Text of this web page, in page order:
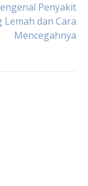
Penyakit
Lemah dan Cara
Mencegahnya